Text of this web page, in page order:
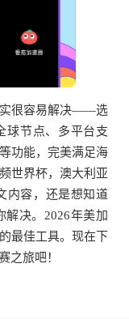
实很容易解决——选
球节点、多平台支
功能，完美满足海
世界杯，澳大利亚
内容，还是想知道
决。2026年美加
最佳工具。现在下
之旅吧！